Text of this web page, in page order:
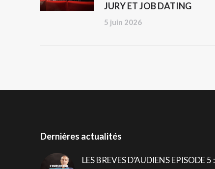
JURY ET JOB DATING
5 juin 2026
Dernières actualités
LES BREVES D’AUDIENS EPISODE 5 :